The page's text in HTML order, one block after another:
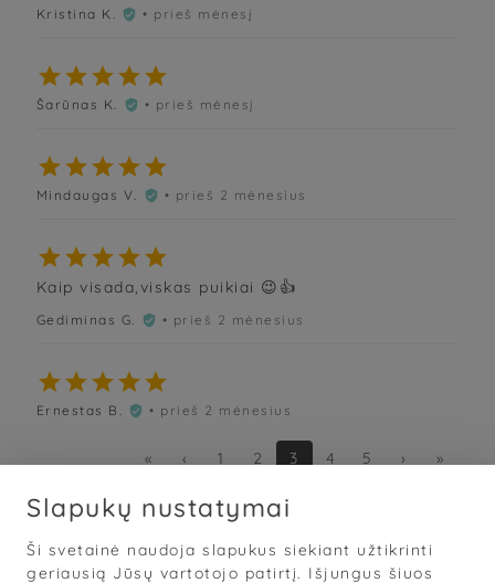
Kristina K.  • prieš mėnesį

Šarūnas K.  • prieš mėnesį

Mindaugas V.  • prieš 2 mėnesius

Kaip visada,viskas puikiai 😉👍
Gediminas G.  • prieš 2 mėnesius

Ernestas B.  • prieš 2 mėnesius
« ‹ 1 2 3 4 5 › »
Slapukų nustatymai
Ši svetainė naudoja slapukus siekiant užtikrinti
geriausią Jūsų vartotojo patirtį. Išjungus šiuos
Sąlygos · Privatumas · Slapukai